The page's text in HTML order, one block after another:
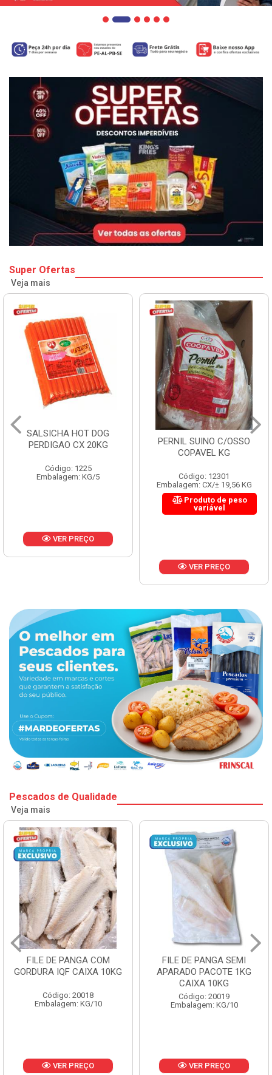
Super Ofertas
Veja mais
SALSICHA HOT DOG
PERDIGAO CX 20KG
Código: 1225
Embalagem: KG/5
VER PREÇO
PERNIL SUINO C/OSSO
COPAVEL KG
Código: 12301
Embalagem: CX/± 19,56 KG
Produto de peso
variável
VER PREÇO
Pescados de Qualidade
Veja mais
FILE DE PANGA SEMI
APARADO PACOTE 1KG
Código: 20019
Embalagem: KG/10
VER PREÇO
POLACA DESFIADA
PESCAMARES PCT5KG
CX10KG
Código: 20161
Embalagem: KG/10
VER PREÇO